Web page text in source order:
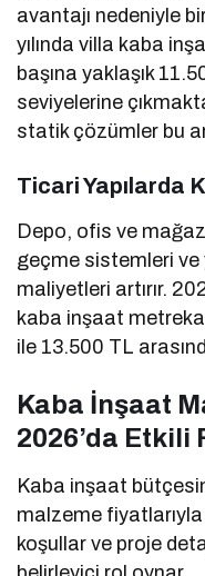
avantajı nedeniyle
yılında villa kaba
başına yaklaşık
seviyelerine
statik çözümler bu
Ticari Yapılarda
Depo, ofis ve
geçme sistemleri ve
maliyetleri artırır.
kaba inşaat
ile 13.500 TL
Kaba İnşaat
2026’da
Kaba inşaat
malzeme fiyatlarıyla
koşullar ve proje